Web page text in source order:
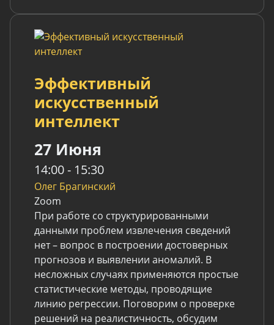
Эффективный
искусственный
интеллект
27 Июня
14:00 - 15:30
Олег Брагинский
Zoom
При работе со структурированными
данными проблем извлечения сведений
нет – вопрос в построении достоверных
прогнозов и выявлении аномалий. В
несложных случаях применяются простые
статистические методы, проводящие
линию регрессии. Поговорим о проверке
решений на реалистичность, обсудим